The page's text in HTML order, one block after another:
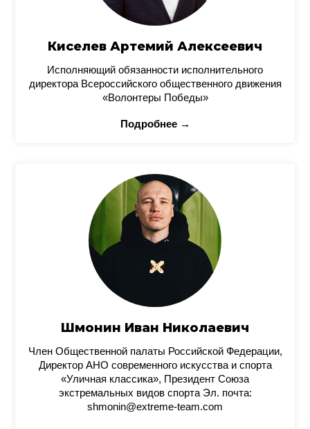
Киселев Артемий Алексеевич
Исполняющий обязанности исполнительного
директора Всероссийского общественного движения
«Волонтеры Победы»
Подробнее →
Шмонин Иван Николаевич
Член Общественной палаты Российской Федерации,
Директор АНО современного искусства и спорта
«Уличная классика», Президент Союза
экстремальных видов спорта Эл. почта:
shmonin@extreme-team.com